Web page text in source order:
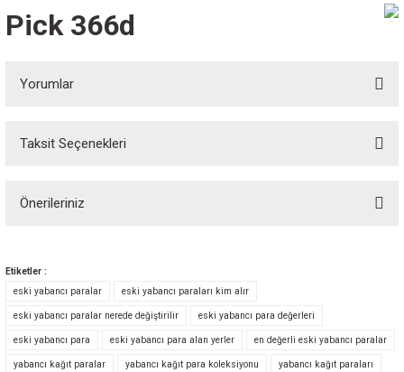
Pick 366d
Yorumlar
Taksit Seçenekleri
Önerileriniz
Görüş ve önerileriniz için teşekkür ederiz.
Ürün resmi kalitesiz, bozuk veya görüntülenemiyor.
Ürün açıklamasında eksik bilgiler bulunuyor.
Etiketler :
eski yabancı paralar
eski yabancı paraları kim alır
eski yabancı paralar nerede değiştirilir eski yabancı para değerleri
eski yabancı para eski yabancı para alan yerler en değerli eski yabancı paralar
yabancı kağıt paralar yabancı kağıt para koleksiyonu yabancı kağıt paraları